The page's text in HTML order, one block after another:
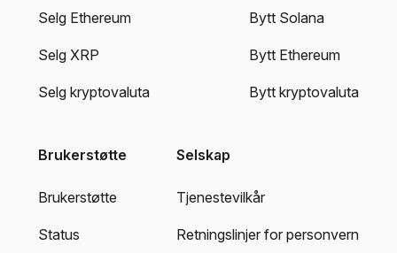
Selg Ethereum
Selg XRP
Selg kryptovaluta
Bytt Solana
Bytt Ethereum
Bytt kryptovaluta
Brukerstøtte
Brukerstøtte
Status
Selskap
Tjenestevilkår
Retningslinjer for personvern